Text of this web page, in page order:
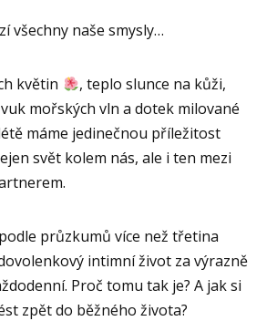
všechny naše smysly…
květin
, teplo slunce na kůži,
mořských vln a dotek milované
máme jedinečnou příležitost
svět kolem nás, ale i ten mezi
průzkumů více než třetina
intimní život za výrazně
Proč tomu tak je? A jak si
zpět do běžného života?